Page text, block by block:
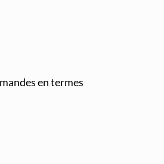
en termes